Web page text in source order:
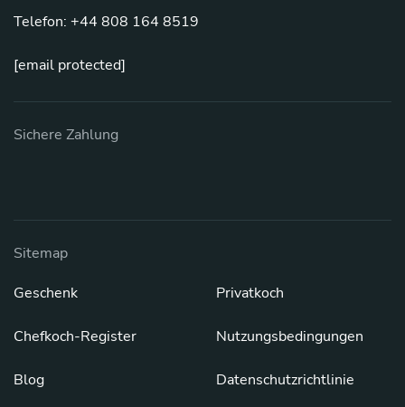
Telefon: +44 808 164 8519
[email protected]
Sichere Zahlung
Sitemap
Geschenk
Chefkoch-Register
Blog
Privatkoch
Nutzungsbedingungen
Datenschutzrichtlinie